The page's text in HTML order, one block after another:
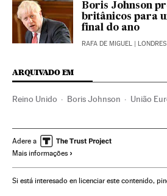
Boris Johnson
britânicos para
final do ano
RAFA DE MIGUEL | LONDRES
ARQUIVADO EM
Reino Unido Boris Johnson União
Adere a
Mais informações
Si está interesado en licenciar este contenido,